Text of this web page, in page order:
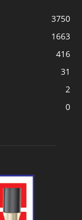
3750
1663
416
31
2
0